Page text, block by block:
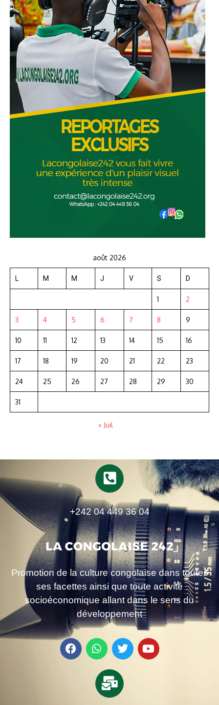
août 2026
L M M J V S D
1 2
3 4 5 6 7 8 9
10 11 12 13 14 15 16
17 18 19 20 21 22 23
24 25 26 27 28 29 30
31
« Juil
+242 04 449 36 04
Promotion de la culture congolaise dans toutes
ses facettes ainsi que toute activité
socioéconomique allant dans le sens du
développement